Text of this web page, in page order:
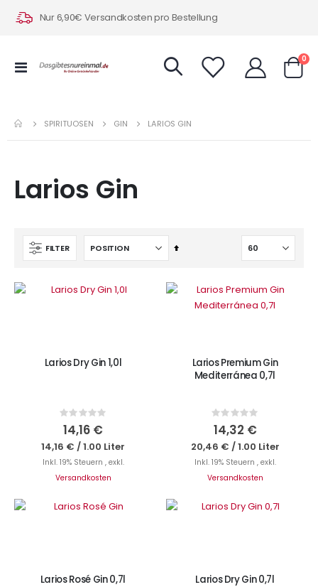
Nur 6,90€ Versandkosten pro Bestellung
Navigation
0
SPIRITUOSEN GIN LARIOS GIN
Larios Gin
FILTER
In
IN DEN WARENKORB
Larios Dry Gin 1,0l
Rating:
0%
14,16 €
14,16 € /1.00 Liter
Inkl. 19% Steuern , exkl.
Versandkosten
IN DEN WARENKORB
Larios Premium Gin
Mediterránea 0,7l
Rating:
0%
14,32 €
20,46 € /1.00 Liter
Inkl. 19% Steuern , exkl.
Versandkosten
IN DEN WARENKORB
Larios Rosé Gin 0,7l
IN DEN WARENKORB
Larios Dry Gin 0,7l